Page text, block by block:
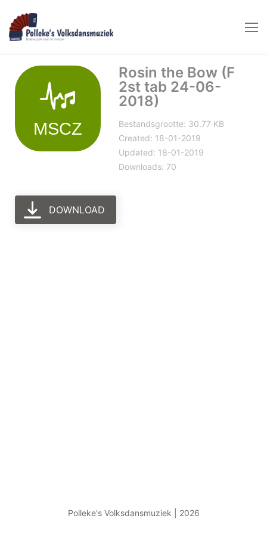
inhoud
Rosin the Bow (F
2st tab 24-06-
2018)
Bestandsgrootte: 30.77 KB
Created: 18-01-2019
Updated: 18-01-2019
Downloads: 70
DOWNLOAD
Polleke's Volksdansmuziek | 2026